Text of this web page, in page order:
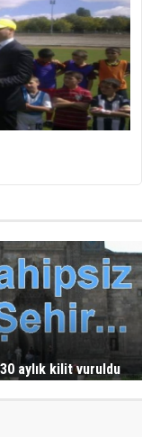
aylık kilit vuruldu